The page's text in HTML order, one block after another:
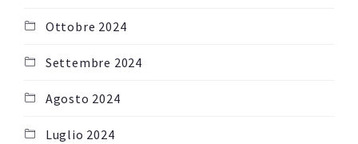
Ottobre 2024
Settembre 2024
Agosto 2024
Luglio 2024